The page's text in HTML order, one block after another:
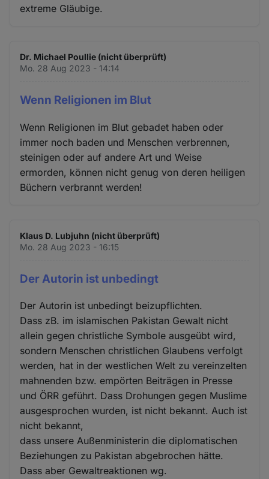
extreme Gläubige.
Dr. Michael Poullie (nicht überprüft)
Mo. 28 Aug 2023 - 14:14
Wenn Religionen im Blut
Wenn Religionen im Blut gebadet haben oder
immer noch baden und Menschen verbrennen,
steinigen oder auf andere Art und Weise
ermorden, können nicht genug von deren heiligen
Büchern verbrannt werden!
Klaus D. Lubjuhn (nicht überprüft)
Mo. 28 Aug 2023 - 16:15
Der Autorin ist unbedingt
Der Autorin ist unbedingt beizupflichten.
Dass zB. im islamischen Pakistan Gewalt nicht
allein gegen christliche Symbole ausgeübt wird,
sondern Menschen christlichen Glaubens verfolgt
werden, hat in der westlichen Welt zu vereinzelten
mahnenden bzw. empörten Beiträgen in Presse
und ÖRR geführt. Dass Drohungen gegen Muslime
ausgesprochen wurden, ist nicht bekannt. Auch ist
nicht bekannt,
dass unsere Außenministerin die diplomatischen
Beziehungen zu Pakistan abgebrochen hätte.
Dass aber Gewaltreaktionen wg.